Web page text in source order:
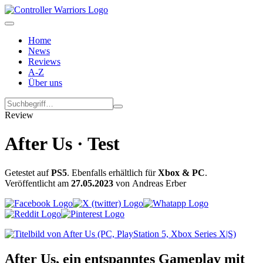
Home
News
Reviews
A-Z
Über uns
Review
After Us · Test
Getestet aufPS5. Ebenfalls erhältlich fürXbox & PC.
Veröffentlicht am 27.05.2023 von Andreas Erber
After Us, ein entspanntes Gameplay mit